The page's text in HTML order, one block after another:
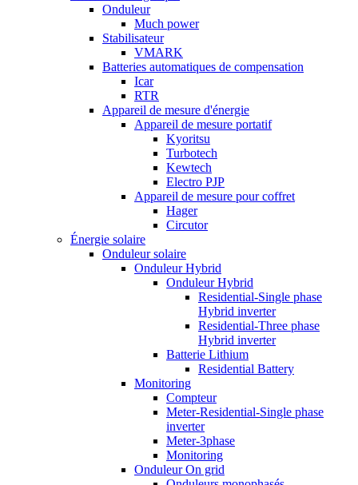
Onduleur
Much power
Stabilisateur
VMARK
Batteries automatiques de compensation
Icar
RTR
Appareil de mesure d'énergie
Appareil de mesure portatif
Kyoritsu
Turbotech
Kewtech
Electro PJP
Appareil de mesure pour coffret
Hager
Circutor
Énergie solaire
Onduleur solaire
Onduleur Hybrid
Onduleur Hybrid
Residential-Single phase
Hybrid inverter
Residential-Three phase
Hybrid inverter
Batterie Lithium
Residential Battery
Monitoring
Compteur
Meter-Residential-Single phase
inverter
Meter-3phase
Monitoring
Onduleur On grid